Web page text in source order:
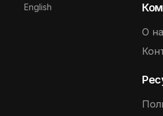
Выберите язык
English
О